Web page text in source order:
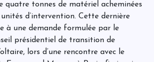
quatre tonnes de matériel acheminées
d’intervention. Cette dernière
à une demande formulée par le
présidentiel de transition de
lors d’une rencontre avec le